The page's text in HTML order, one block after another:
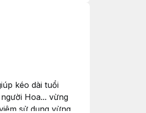
kéo dài tuổi
Hoa... vừng
sử dụng vừng